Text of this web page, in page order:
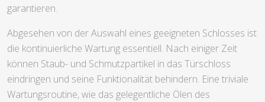
garantieren.
Abgesehen von der Auswahl eines geeigneten Schlosses ist
die kontinuierliche Wartung essentiell. Nach einiger Zeit
können Staub- und Schmutzpartikel in das Türschloss
eindringen und seine Funktionalität behindern. Eine triviale
Wartungsroutine, wie das gelegentliche Ölen des